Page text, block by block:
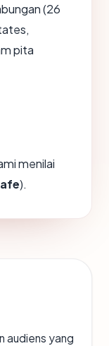
(26
pita
menilai
).
audiens yang